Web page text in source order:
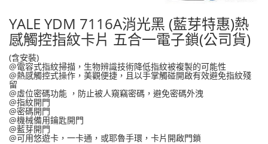
YALE YDM 7116A消光黑 (藍芽特惠)熱
感觸控指紋卡片 五合一電子鎖(公司貨)
(含安裝)
@電容式指紋掃描，生物辨識技術降低指紋被複製的可能性
@熱感觸控式操作，美觀便捷，且以手掌觸碰開啟有效避免指紋殘
留
@虛位密碼功能 ，防止被人窺竊密碼，避免密碼外洩
@指紋開門
@密碼開門
@機械備用鑰匙開門
@藍芽開門
@可用悠遊卡，一卡通，或耶魯手環，卡片開啟門鎖